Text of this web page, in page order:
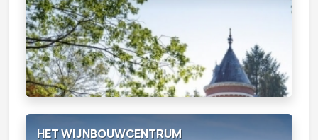
HET WIJNBOUWCENTRUM